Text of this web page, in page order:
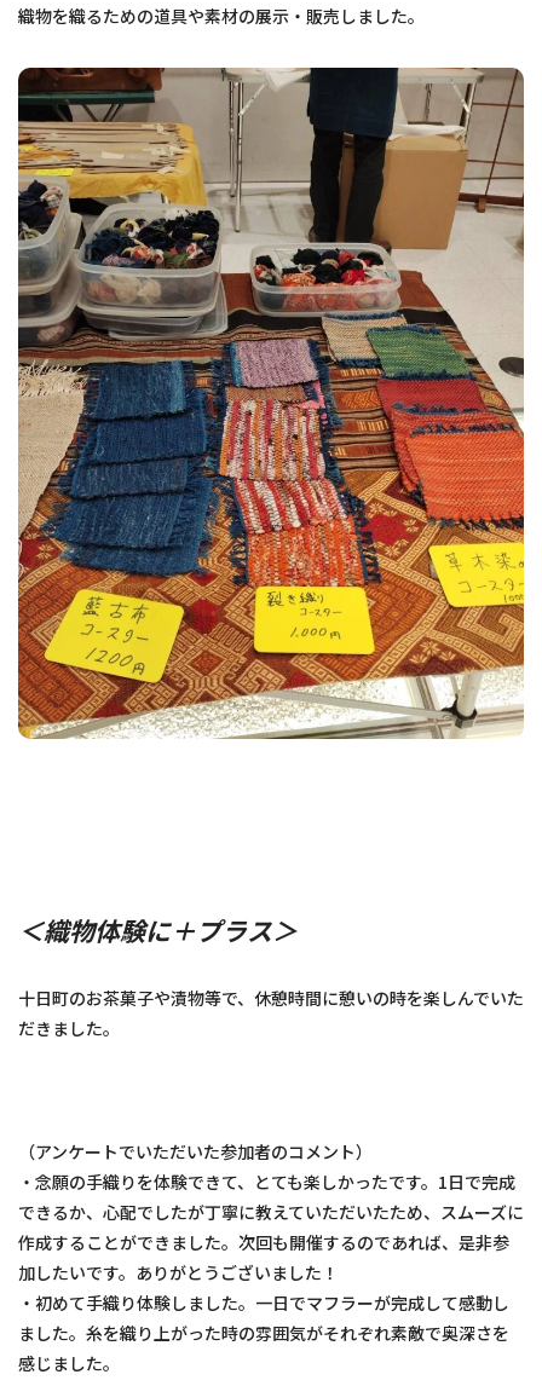
織物を織るための道具や素材の展示・販売しました。
＜織物体験に＋プラス＞
十日町のお茶菓子や漬物等で、休憩時間に憩いの時を楽しんでいた
だきました。
（アンケートでいただいた参加者のコメント）
・念願の手織りを体験できて、とても楽しかったです。1日で完成
できるか、心配でしたが丁寧に教えていただいたため、スムーズに
作成することができました。次回も開催するのであれば、是非参
加したいです。ありがとうございました！
・初めて手織り体験しました。一日でマフラーが完成して感動し
ました。糸を織り上がった時の雰囲気がそれぞれ素敵で奥深さを
感じました。